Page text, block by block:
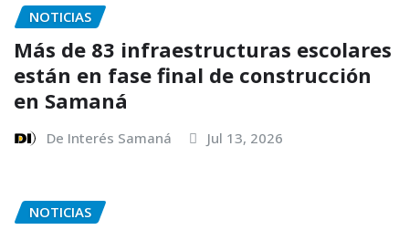
NOTICIAS
Más de 83 infraestructuras escolares
están en fase final de construcción
en Samaná
De Interés Samaná Jul 13, 2026
NOTICIAS